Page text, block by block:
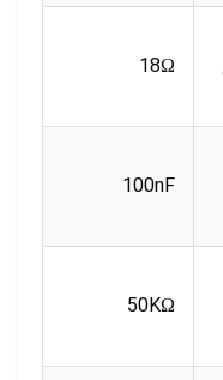
18Ω
100nF
50KΩ